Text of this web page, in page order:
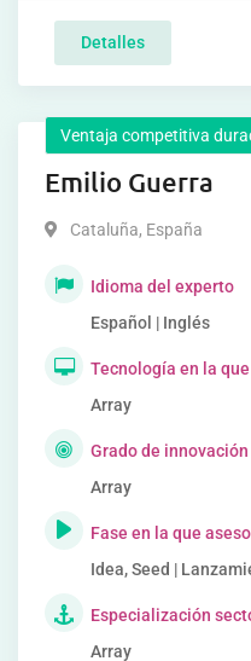
Detalles
Ventaja competitiva
Emilio Guerra
Cataluña, España
Idioma del experto
Español | Inglés
Tecnología en la
Array
Grado de
Array
Fase en la que
Idea, Seed |
Especialización
Array